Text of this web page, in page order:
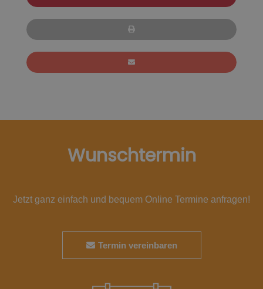
Wunschtermin
Jetzt ganz einfach und bequem Online Termine anfragen!
Termin vereinbaren